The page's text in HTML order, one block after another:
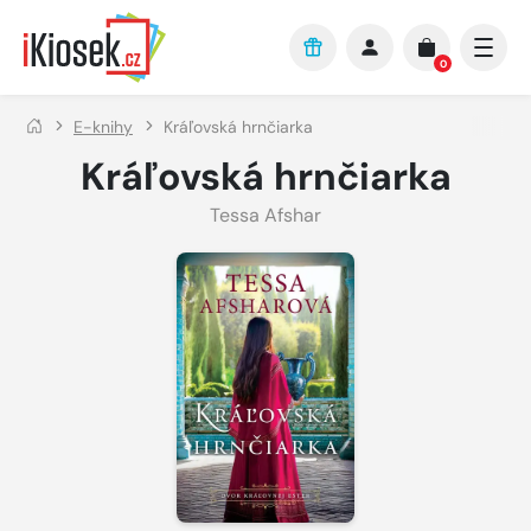
Přejít na hlavní obsah
0
E-knihy Kráľovská hrnčiarka
Kráľovská hrnčiarka
Tessa Afshar